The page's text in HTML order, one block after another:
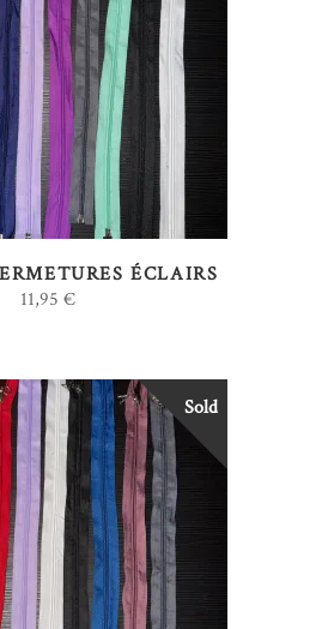
LA SUITE
ÉCLAIRS
11,95 €
Sold
LA SUITE